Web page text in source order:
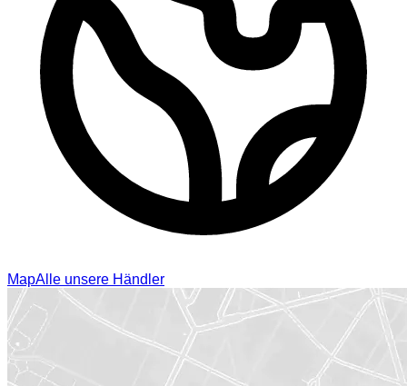
MapAlle unsere Händler